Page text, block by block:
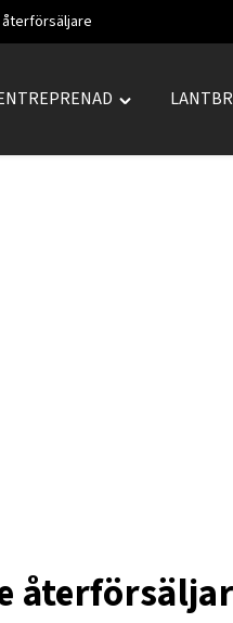
återförsäljare
Toggle